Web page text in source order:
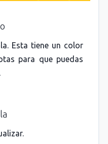
Esta tiene un color
para que puedas